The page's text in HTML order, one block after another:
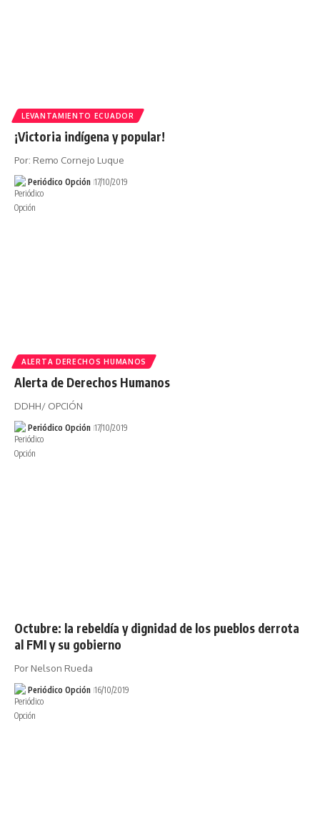
LEVANTAMIENTO ECUADOR
¡Victoria indígena y popular!
Por: Remo Cornejo Luque
Periódico Opción 17/10/2019
ALERTA DERECHOS HUMANOS
Alerta de Derechos Humanos
DDHH/ OPCIÓN
Periódico Opción 17/10/2019
Octubre: la rebeldía y dignidad de los pueblos derrota
al FMI y su gobierno
Por Nelson Rueda
Periódico Opción 16/10/2019